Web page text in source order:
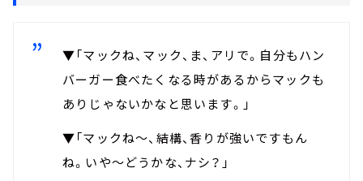
▼「マックね、マック、ま、アリで。自分もハン
バーガー食べたくなる時があるからマックも
ありじゃないかなと思います。」
▼「マックね～、結構、香りが強いですもん
ね。いや～どうかな、ナシ？」